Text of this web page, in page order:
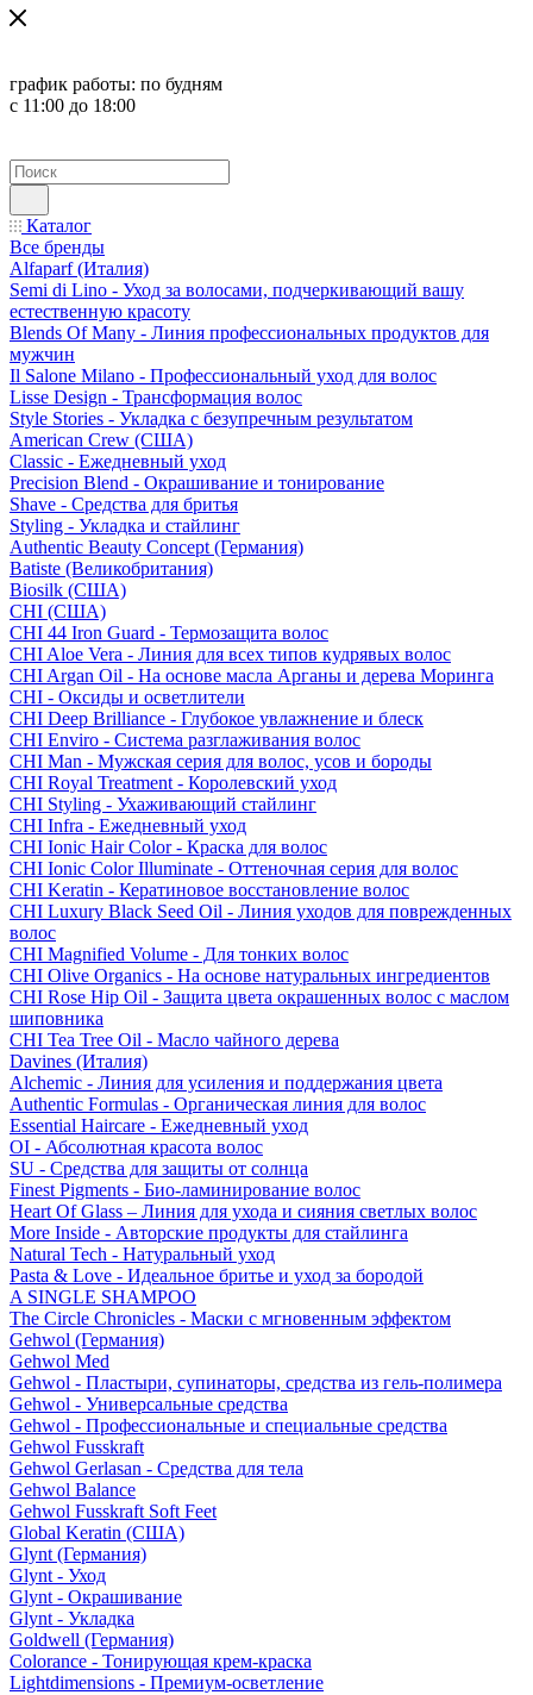
график работы: по будням
с 11:00 до 18:00
Каталог
Все бренды
Alfaparf (Италия)
Semi di Lino - Уход за волосами, подчеркивающий вашу
естественную красоту
Blends Of Many - Линия профессиональных продуктов для
мужчин
Il Salone Milano - Профессиональный уход для волос
Lisse Design - Трансформация волос
Style Stories - Укладка с безупречным результатом
American Crew (США)
Classic - Ежедневный уход
Precision Blend - Окрашивание и тонирование
Shave - Средства для бритья
Styling - Укладка и стайлинг
Authentic Beauty Concept (Германия)
Batiste (Великобритания)
Biosilk (США)
CHI (США)
CHI 44 Iron Guard - Термозащита волос
CHI Aloe Vera - Линия для всех типов кудрявых волос
CHI Argan Oil - На основе масла Арганы и дерева Моринга
CHI - Оксиды и осветлители
CHI Deep Brilliance - Глубокое увлажнение и блеск
CHI Enviro - Система разглаживания волос
CHI Man - Мужская серия для волос, усов и бороды
CHI Royal Treatment - Королевский уход
CHI Styling - Ухаживающий стайлинг
CHI Infra - Ежедневный уход
CHI Ionic Hair Color - Краска для волос
CHI Ionic Color Illuminate - Оттеночная серия для волос
CHI Keratin - Кератиновое восстановление волос
CHI Luxury Black Seed Oil - Линия уходов для поврежденных
волос
CHI Magnified Volume - Для тонких волос
CHI Olive Organics - На основе натуральных ингредиентов
CHI Rose Hip Oil - Защита цвета окрашенных волос с маслом
шиповника
CHI Tea Tree Oil - Масло чайного дерева
Davines (Италия)
Alchemic - Линия для усиления и поддержания цвета
Authentic Formulas - Органическая линия для волос
Essential Haircare - Eжедневный уход
OI - Абсолютная красота волос
SU - Средства для защиты от солнца
Finest Pigments - Био-ламинирование волос
Heart Of Glass – Линия для ухода и сияния светлых волос
More Inside - Авторские продукты для стайлинга
Natural Tech - Натуральный уход
Pasta & Love - Идеальное бритье и уход за бородой
A SINGLE SHAMPOO
The Circle Chronicles - Маски с мгновенным эффектом
Gehwol (Германия)
Gehwol Med
Gehwol - Пластыри, супинаторы, средства из гель-полимера
Gehwol - Универсальные средства
Gehwol - Профессиональные и специальные средства
Gehwol Fusskraft
Gehwol Gerlasan - Средства для тела
Gehwol Balance
Gehwol Fusskraft Soft Feet
Global Keratin (США)
Glynt (Германия)
Glynt - Уход
Glynt - Окрашивание
Glynt - Укладка
Goldwell (Германия)
Colorance - Тонирующая крем-краска
Lightdimensions - Премиум-осветление